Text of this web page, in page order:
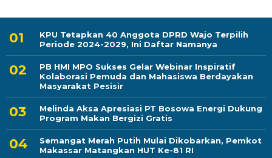
KPU Tetapkan 40 Anggota DPRD Wajo Terpilih
Periode 2024-2029, Ini Daftar Namanya
PB HMI MPO Sukses Gelar Webinar Inspiratif
Kolaborasi Pemuda dan Mahasiswa Berdayakan
Masyarakat Pesisir
Melinda Aksa Apresiasi PT Bosowa Energi Dukung
Program Makan Bergizi Gratis
Semangat Merah Putih Mulai Dikobarkan, Pemkot
Makassar Matangkan HUT Ke-81 RI